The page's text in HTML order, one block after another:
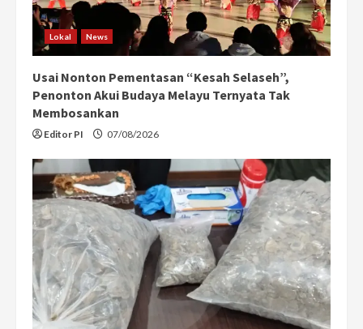
Lokal News
Usai Nonton Pementasan “Kesah Selaseh”,
Penonton Akui Budaya Melayu Ternyata Tak
Membosankan
Editor PI 07/08/2026